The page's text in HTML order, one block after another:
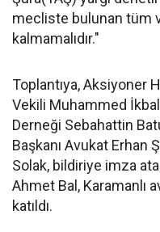
mecliste bulunan tüm
kalmamalıdır."
Toplantıya, Aksiyoner
Vekili Muhammed
Derneği Sebahattin
Başkanı Avukat Erhan
Solak, bildiriye imza
Ahmet Bal, Karamanlı
katıldı.